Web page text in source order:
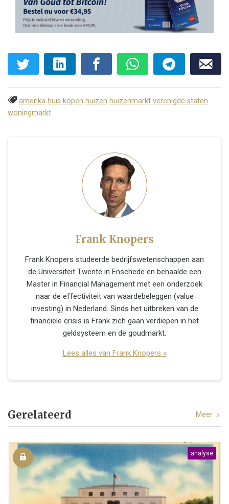
amerika huis kopen huizen huizenmarkt verenigde staten
woningmarkt
Frank Knopers
Frank Knopers studeerde bedrijfswetenschappen aan
de Universiteit Twente in Enschede en behaalde een
Master in Financial Management met een onderzoek
naar de effectiviteit van waardebeleggen (value
investing) in Nederland. Sinds het uitbreken van de
financiële crisis is Frank zich gaan verdiepen in het
geldsysteem en de goudmarkt.
Lees alles van Frank Knopers »
Gerelateerd Meer
analyse